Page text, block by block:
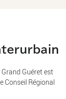
Guéret est
Conseil Régional